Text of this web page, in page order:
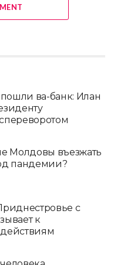
ва-банк: Илан
Молдовы въезжать
пандемии?
с
к